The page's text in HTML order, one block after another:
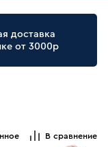
доставка
от 3000р
В сравнение